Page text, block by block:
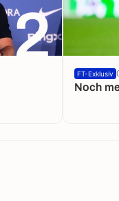
2
Noch
FT-Exklusiv